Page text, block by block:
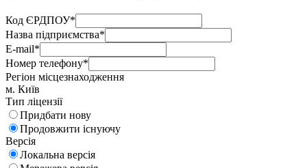
Код ЄРДПОУ*
Назва підприємства*
E-mail*
Номер телефону*
Регіон місцезнаходження
м. Київ
Тип ліцензії
Придбати нову
Продовжити існуючу
Версія
Локальна версія